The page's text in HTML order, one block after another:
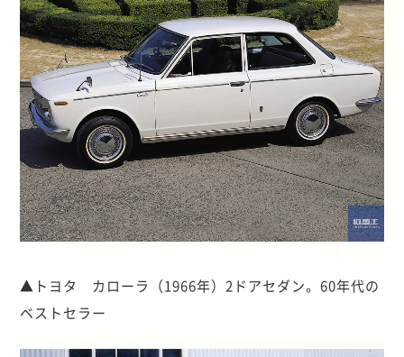
▲トヨタ カローラ（1966年）2ドアセダン。60年代の
ベストセラー